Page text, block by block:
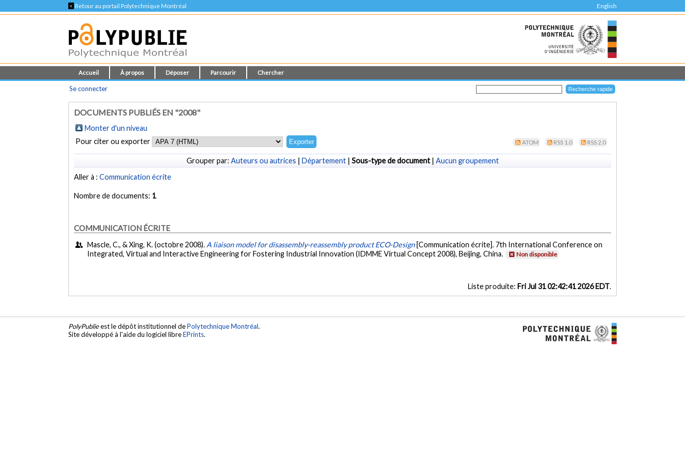
< Retour au portail Polytechnique Montréal English
Accueil À propos Déposer Parcourir Chercher
Se connecter
DOCUMENTS PUBLIÉS EN "2008"
Monter d'un niveau
Pour citer ou exporter
ATOM RSS 1.0 RSS 2.0
Grouper par: Auteurs ou autrices | Département| Sous-type de document| Aucun groupement
Aller à :Communication écrite
Nombre de documents: 1
COMMUNICATION ÉCRITE
Mascle, C., & Xing, K. (octobre 2008). A liaison model for disassembly-reassembly product ECO-Design [Communication écrite]. 7th International Conference on
Integrated, Virtual and Interactive Engineering for Fostering Industrial Innovation (IDMME Virtual Concept 2008), Beijing, China.
Non disponible
Liste produite: Fri Jul 31 02:42:41 2026 EDT.
PolyPublieest le dépôt institutionnel dePolytechnique Montréal.
Site développé à l'aide du logiciel libreEPrints.